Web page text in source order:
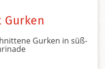
Gurken in süß-